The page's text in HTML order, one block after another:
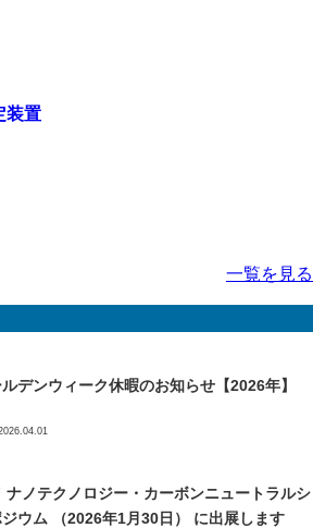
装置
一覧を見る
デンウィーク休暇のお知らせ【2026年】
ナノテクノロジー・カーボンニュートラルシ
ジウム （2026年1月30日） に出展します